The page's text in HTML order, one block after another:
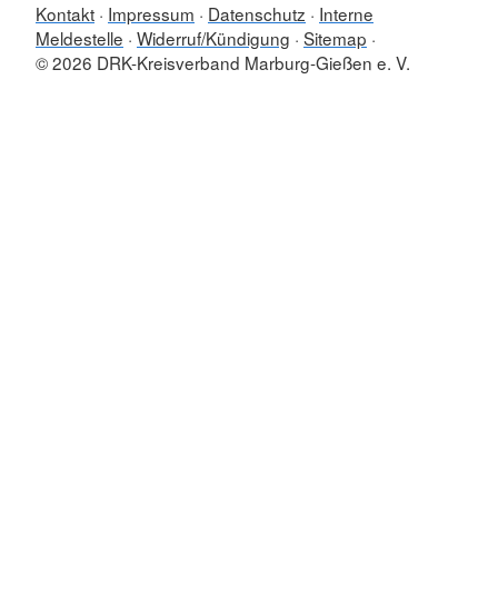
Kontakt Impressum Datenschutz
Interne
Meldestelle Widerruf/Kündigung Sitemap
© 2026 DRK-Kreisverband Marburg-Gießen e. V.